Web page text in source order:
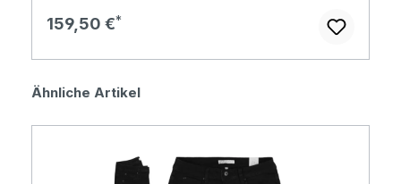
Regulärer Preis:
159,50 €
Produktgalerie überspringen
Ähnliche Artikel